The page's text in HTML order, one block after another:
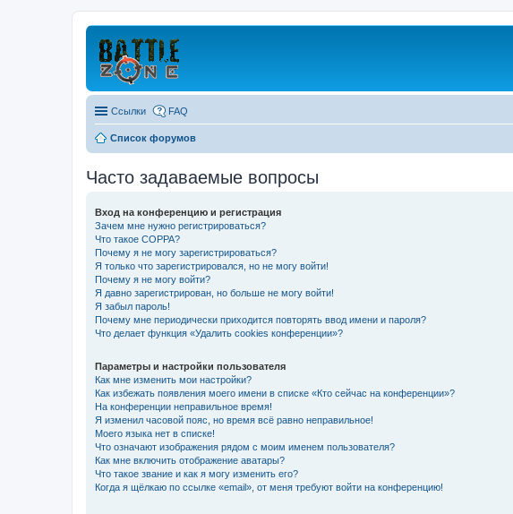
Ссылки FAQ
Список форумов
Часто задаваемые вопросы
Вход на конференцию и регистрация
Зачем мне нужно регистрироваться?
Что такое COPPA?
Почему я не могу зарегистрироваться?
Я только что зарегистрировался, но не могу войти!
Почему я не могу войти?
Я давно зарегистрирован, но больше не могу войти!
Я забыл пароль!
Почему мне периодически приходится повторять ввод имени и пароля?
Что делает функция «Удалить cookies конференции»?
Параметры и настройки пользователя
Как мне изменить мои настройки?
Как избежать появления моего имени в списке «Кто сейчас на конференции»?
На конференции неправильное время!
Я изменил часовой пояс, но время всё равно неправильное!
Моего языка нет в списке!
Что означают изображения рядом с моим именем пользователя?
Как мне включить отображение аватары?
Что такое звание и как я могу изменить его?
Когда я щёлкаю по ссылке «email», от меня требуют войти на конференцию!